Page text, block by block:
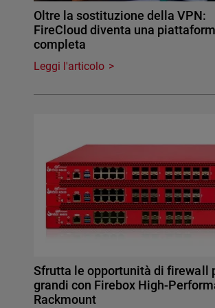
Oltre la sostituzione della VPN:
FireCloud diventa una
completa
Leggi l'articolo
Sfrutta le opportunità di firewall
grandi con Firebox High-
Rackmount